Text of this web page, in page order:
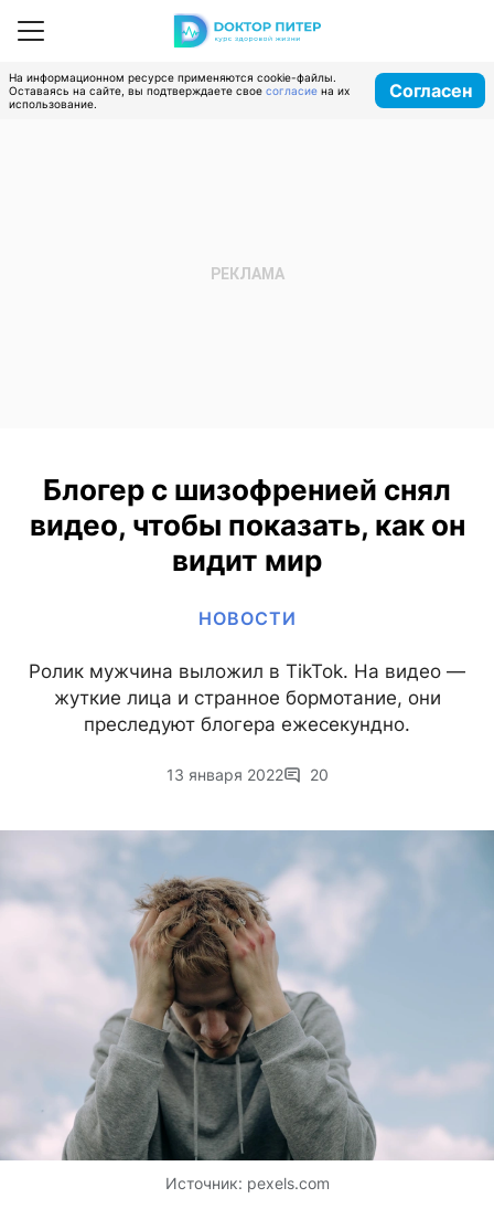
На информационном ресурсе применяются cookie-файлы.
Оставаясь на сайте, вы подтверждаете свое согласие на их
использование.
Согласен
Блогер с шизофренией снял
видео, чтобы показать, как он
видит мир
НОВОСТИ
Ролик мужчина выложил в TikTok. На видео —
жуткие лица и странное бормотание, они
преследуют блогера ежесекундно.
13 января 2022 20
Источник: pexels.com